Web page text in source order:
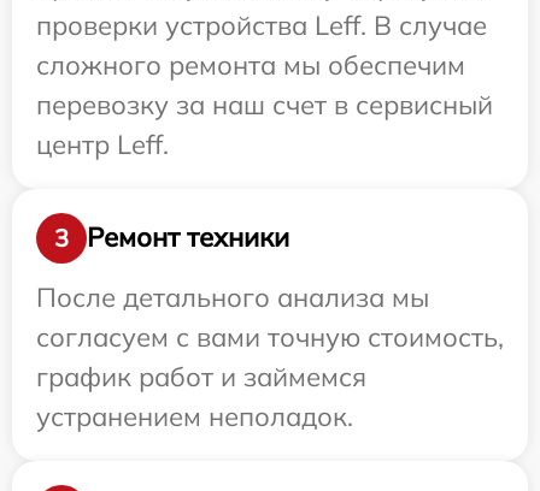
проверки устройства Leff. В случае
сложного ремонта мы обеспечим
перевозку за наш счет в сервисный
центр Leff.
3
Ремонт техники
После детального анализа мы
согласуем с вами точную стоимость,
график работ и займемся
устранением неполадок.